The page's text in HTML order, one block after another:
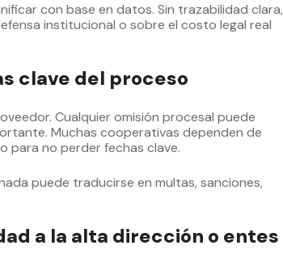
con base en datos. Sin trazabilidad clara,
institucional o sobre el costo legal real
clave del proceso
Cualquier omisión procesal puede
Muchas cooperativas dependen de
para no perder fechas clave.
puede traducirse en multas, sanciones,
a la alta dirección o entes